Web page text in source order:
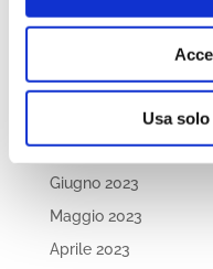
Usa
Marzo 2024
Dicembre 2023
Settembre 2023
Agosto 2023
Giugno 2023
Maggio 2023
Aprile 2023